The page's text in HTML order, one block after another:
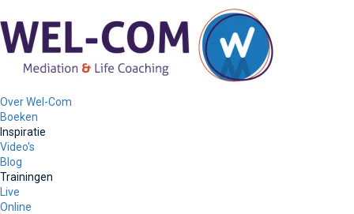
Over Wel-Com
Boeken
Inspiratie
Video's
Blog
Trainingen
Live
Online